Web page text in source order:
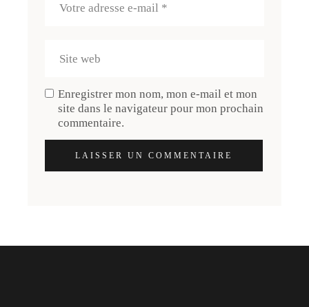
Enregistrer mon nom, mon e-mail et mon
site dans le navigateur pour mon prochain
commentaire.
LAISSER UN COMMENTAIRE